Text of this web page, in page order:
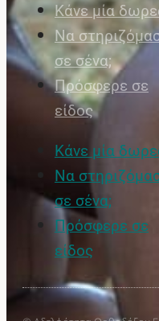
Κάνε μία
Να
σε σένα;
Πρόσφερε σε
είδος
Κάνε μία
Να
σε σένα;
Πρόσφερε σε
είδος